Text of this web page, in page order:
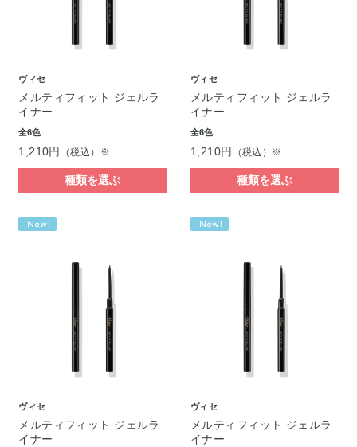
ヴィセ
メルティフィット ジェルラ
イナー
全6色
1,210円 （税込）※
種類を選ぶ
ヴィセ
メルティフィット ジェルラ
イナー
全6色
1,210円 （税込）※
種類を選ぶ
ヴィセ
メルティフィット ジェルラ
イナー
ヴィセ
メルティフィット ジェルラ
イナー